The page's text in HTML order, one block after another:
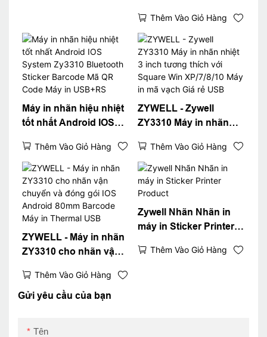
nhiệt POS 80mm 3
"Máy in nhãn nhiệt
USB+WiFi
Thêm Vào Giỏ Hàng
Máy in nhãn hiệu nhiệt
tốt nhất Android IOS
Bluetooth Sticker
Barcode Mã QR Code
Máy in USB+RS
Thêm Vào Giỏ Hàng
ZYWELL - Zywell
ZY3310 Máy in nhãn
thích với Square Win
XP/7/8/10 Máy in mã
vạch Giá rẻ USB
Thêm Vào Giỏ Hàng
ZYWELL - Máy in nhãn
ZY3310 cho nhãn vận
IOS Android 80mm
Barcode Máy in
Thêm Vào Giỏ Hàng
Zywell Nhãn Nhãn in
máy in Sticker Printer
Thêm Vào Giỏ Hàng
Gửi yêu cầu của bạn
Tên